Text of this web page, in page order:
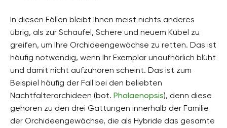
In diesen Fällen bleibt Ihnen meist nichts anderes
übrig, als zur Schaufel, Schere und neuem Kübel zu
greifen, um Ihre Orchideengewächse zu retten. Das ist
häufig notwendig, wenn Ihr Exemplar unaufhörlich blüht
und damit nicht aufzuhören scheint. Das ist zum
Beispiel häufig der Fall bei den beliebten
Nachtfalterorchideen (bot. Phalaenopsis), denn diese
gehören zu den drei Gattungen innerhalb der Familie
der Orchideengewächse, die als Hybride das gesamte